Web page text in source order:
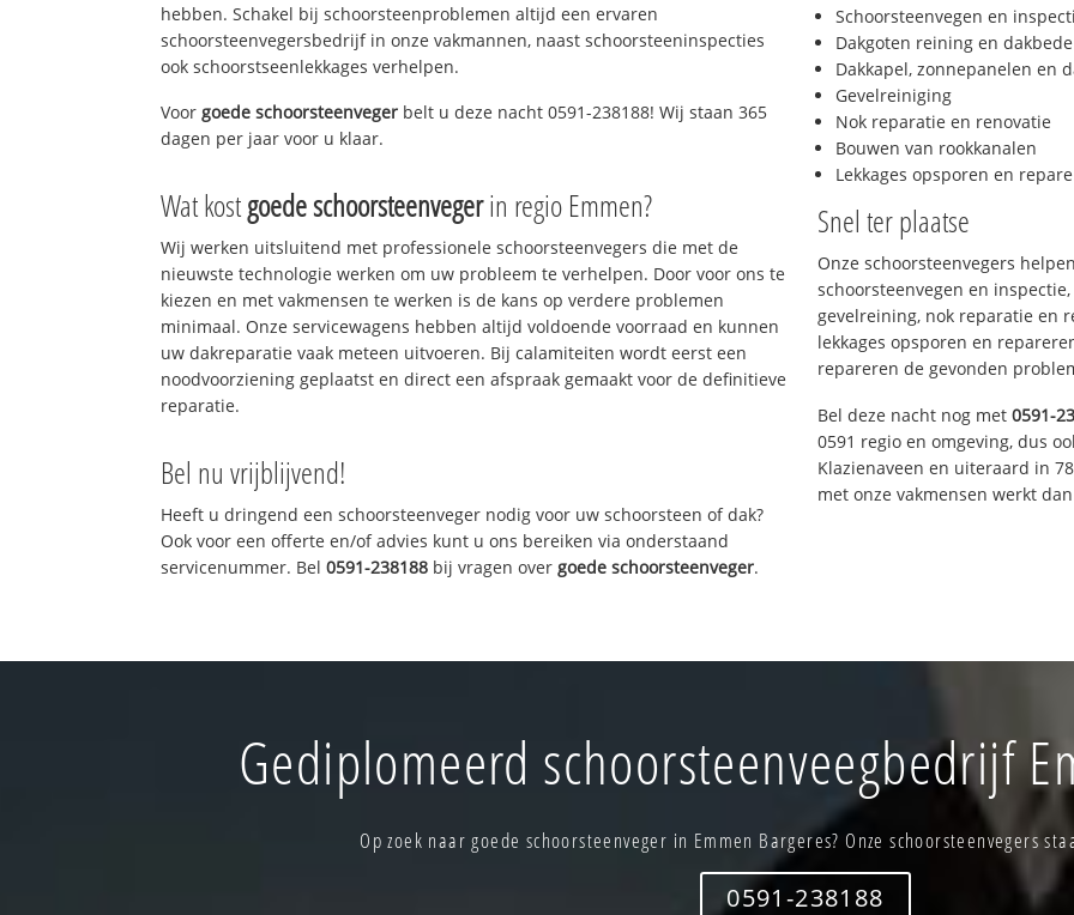
hebben. Schakel bij schoorsteenproblemen altijd een ervaren
schoorsteenvegersbedrijf in onze vakmannen, naast schoorsteeninspecties
ook schoorstseenlekkages verhelpen.
Voorgoede schoorsteenveger belt u deze nacht 0591-238188! Wij staan 365
dagen per jaar voor u klaar.
Wat kostgoede schoorsteenvegerin regio Emmen?
Wij werken uitsluitend met professionele schoorsteenvegers die met de
nieuwste technologie werken om uw probleem te verhelpen. Door voor ons te
kiezen en met vakmensen te werken is de kans op verdere problemen
minimaal. Onze servicewagens hebben altijd voldoende voorraad en kunnen
uw dakreparatie vaak meteen uitvoeren. Bij calamiteiten wordt eerst een
noodvoorziening geplaatst en direct een afspraak gemaakt voor de definitieve
reparatie.
Bel nu vrijblijvend!
Heeft u dringend een schoorsteenveger nodig voor uw schoorsteen of dak?
Ook voor een offerte en/of advies kunt u ons bereiken via onderstaand
servicenummer. Bel0591-238188 bij vragen overgoede schoorsteenveger.
Schoorsteenvegen en
Dakgoten reining en
Dakkapel, zonnepanelen en
Gevelreiniging
Nok reparatie en renovatie
Bouwen van rookkanalen
Lekkages opsporen en
Snel ter plaatse
Onze schoorsteenvegers
schoorsteenvegen en
gevelreining, nok reparatie en
lekkages opsporen en
repareren de gevonden
Bel deze nacht nog met 0591-
0591 regio en omgeving, dus
Klazienaveen en uiteraard in
met onze vakmensen werkt
Gediplomeerd schoorsteenveegbedrijf
Op zoek naar goede schoorsteenveger in Emmen Bargeres? Onze schoorsteenvegers
0591-238188